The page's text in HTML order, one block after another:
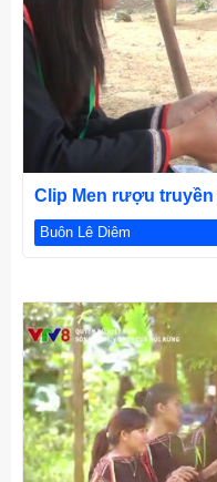
Clip Men rượu
Lê Diêm
Buôn Lê Diêm